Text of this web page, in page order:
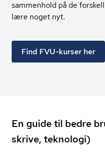
sammenhold på de
lære noget nyt.
Find FVU-kurser her
En guide til bedre
skrive, teknologi)